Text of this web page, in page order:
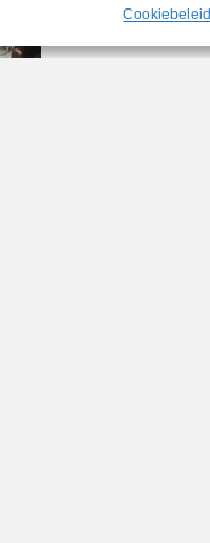
Cookiebeleid